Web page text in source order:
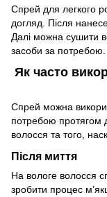
Спрей для легкого
догляд. Після
Далі можна сушити
засоби за потребою.
Як часто
Спрей можна
потребою протягом
волосся та того,
Після миття
На вологе волосся
зробити процес